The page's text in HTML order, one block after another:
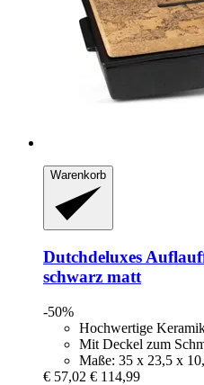
Warenkorb
Dutchdeluxes
schwarz matt
-50%
Hochwertige
Mit Deckel zum
Maße: 35 x 23,5 x
€ 57,02 € 114,99